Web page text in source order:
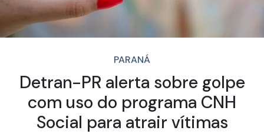
PARANÁ
Detran-PR alerta sobre golpe
com uso do programa CNH
Social para atrair vítimas